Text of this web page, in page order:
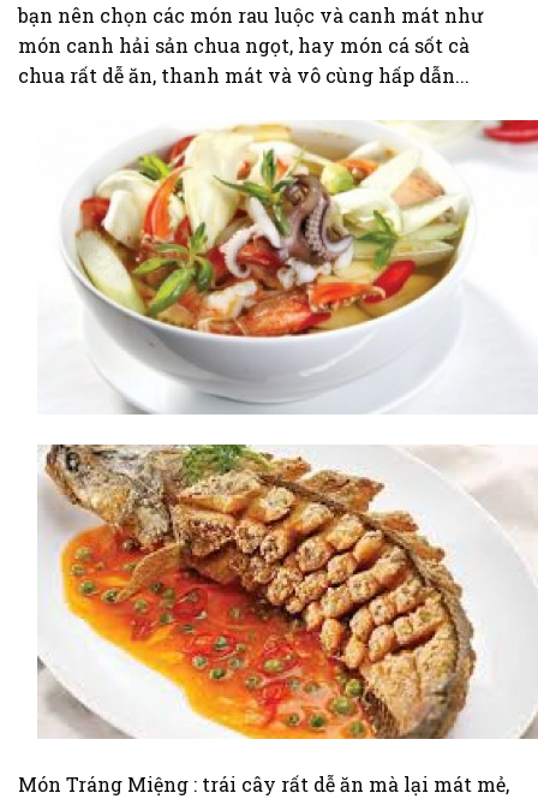
bạn nên chọn các món rau luộc và canh mát như
món canh hải sản chua ngọt, hay món cá sốt cà
chua rất dễ ăn, thanh mát và vô cùng hấp dẫn...
Món Tráng Miệng : trái cây rất dễ ăn mà lại mát mẻ,